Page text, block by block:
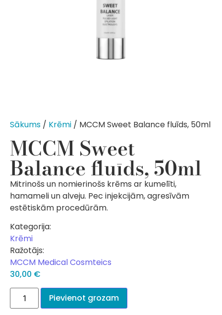
Sākums / Krēmi / MCCM Sweet Balance fluīds, 50ml
MCCM Sweet
Balance fluīds, 50ml
Mitrinošs un nomierinošs krēms ar kumelīti,
hamameli un alveju. Pec injekcijām, agresīvām
estētiskām procedūrām.
Kategorija:
Krēmi
Ražotājs:
MCCM Medical Cosmteics
30,00 €
Pievienot grozam